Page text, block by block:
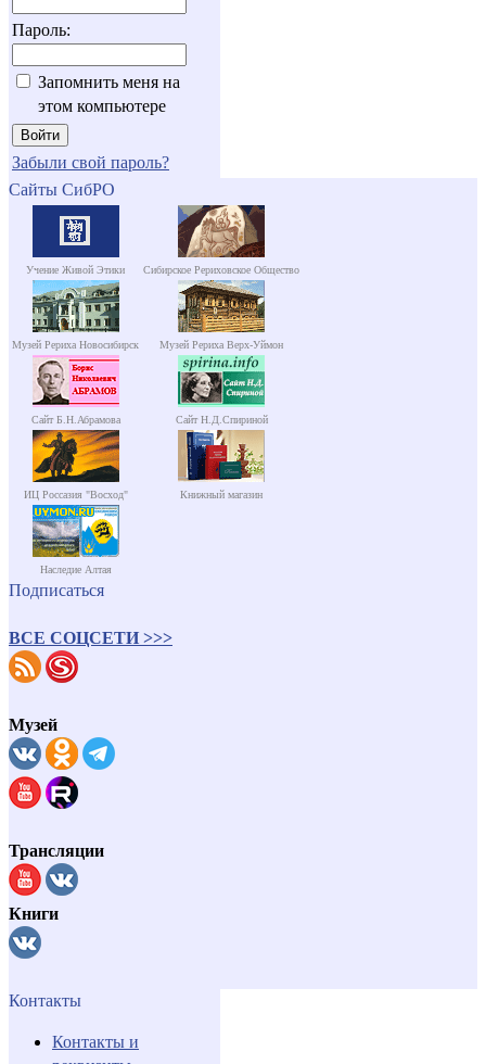
Пароль:
Запомнить меня на
этом компьютере
Забыли свой пароль?
Сайты СибРО
Учение Живой Этики Сибирское Рериховское Общество
Музей Рериха Новосибирск Музей Рериха Верх-Уймон
Сайт Б.Н.Абрамова Сайт Н.Д.Спириной
ИЦ Россазия "Восход" Книжный магазин
Наследие Алтая
Подписаться
ВСЕ СОЦСЕТИ >>>
Музей
Трансляции
Книги
Контакты
Контакты и